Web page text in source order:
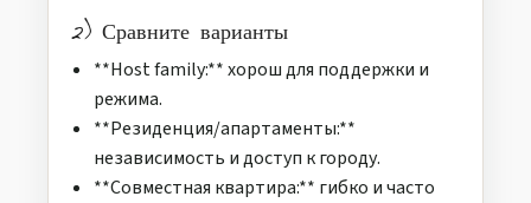
2) Сравните варианты
**Host family:** хорош для поддержки и
режима.
**Резиденция/апартаменты:**
независимость и доступ к городу.
**Совместная квартира:** гибко и часто